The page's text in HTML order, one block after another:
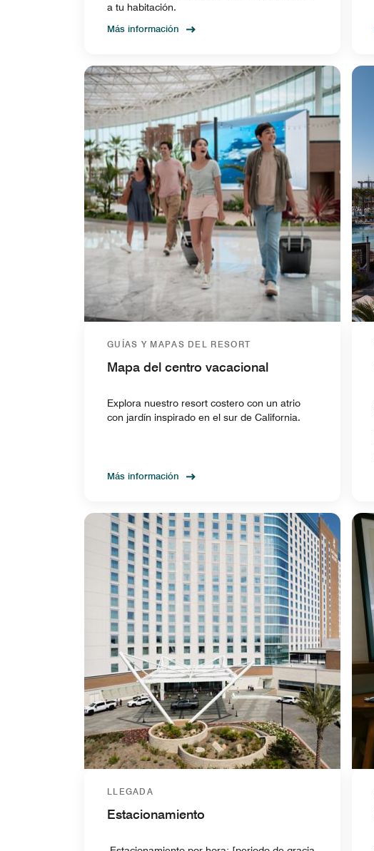
a tu habitación.
Más información
GUÍAS Y MAPAS DEL RESORT
Mapa del centro vacacional
Explora nuestro resort costero con un atrio
con jardín inspirado en el sur de California.
Más información
LLEGADA
Estacionamiento